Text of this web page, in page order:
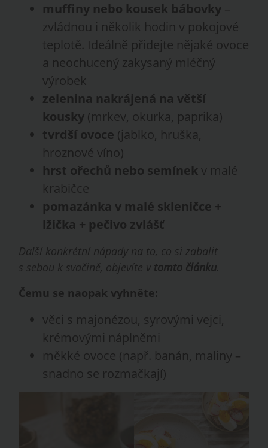
muffiny nebo kousek bábovky –
zvládnou i několik hodin v pokojové
teplotě. Ideálně přidejte nějaké ovoce
a neochucený zakysaný mléčný
výrobek
zelenina nakrájená na větší
kousky (mrkev, okurka, paprika)
tvrdší ovoce (jablko, hruška,
hroznové víno)
hrst ořechů nebo semínek v malé
krabičce
pomazánka v malé skleničce +
lžička + pečivo zvlášť
Další konkrétní nápady na to, co si zabalit
s sebou k svačině, objevíte v tomto článku.
Čemu se naopak vyhněte:
věci s majonézou, syrovými vejci,
krémovými náplněmi
měkké ovoce (např. banán, maliny –
snadno se rozmačkají)